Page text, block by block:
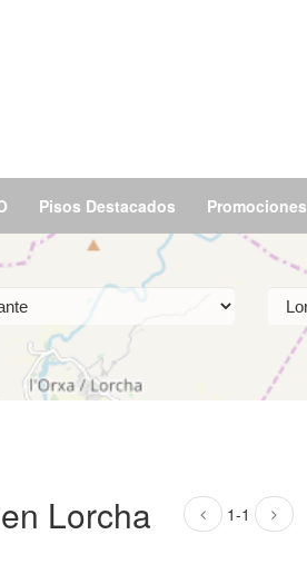
Pisos Destacados Promociones
1-1
Lorcha